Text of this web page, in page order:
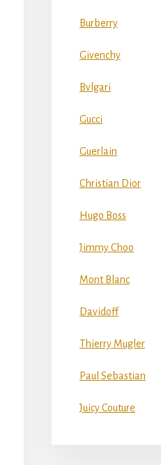
Burberry
Givenchy
Bvlgari
Gucci
Guerlain
Christian Dior
Hugo Boss
Jimmy Choo
Mont Blanc
Davidoff
Thierry Mugler
Paul Sebastian
Juicy Couture